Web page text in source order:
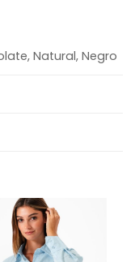
Natural, Negro